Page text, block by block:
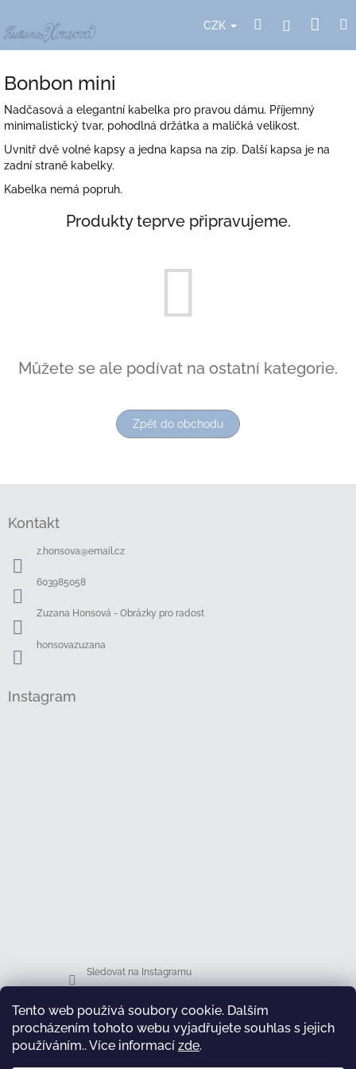
Tento web používá soubory cookie. Dalším
procházením tohoto webu vyjadřujete souhlas s jejich
používáním.. Více informací zde.
na
obsah
CZK HledatPřihlášení
Bonbon mini
Nadčasová a elegantní kabelka pro pravou dámu. Příjemný
minimalistický tvar, pohodlná držátka a maličká velikost.
Uvnitř dvě volné kapsy a jedna kapsa na zip. Další kapsa je na
zadní straně kabelky.
Kabelka nemá popruh.
Produkty teprve připravujeme.
Můžete se ale podívat na ostatní kategorie.
Zpět do obchodu
Kontakt
z.honsova@email.cz
603985058
Zuzana Honsová - Obrázky pro radost
honsovazuzana
Instagram
Sledovat na Instagramu
Facebook